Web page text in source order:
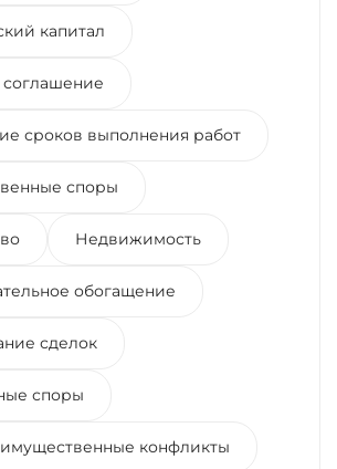
капитал
сроков выполнения работ
споры
Недвижимость
обогащение
сделок
споры
конфликты